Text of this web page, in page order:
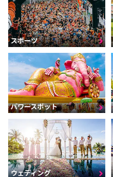
スポーツ
パワースポット
ウェディング